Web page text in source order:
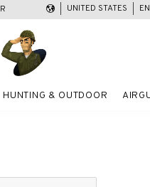
UNITED STATES
HUNTING & OUTDOOR